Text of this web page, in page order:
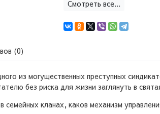
Смотреть все...
(0)
из могущественных преступных
без риска для жизни заглянуть в
кланах, каков механизм